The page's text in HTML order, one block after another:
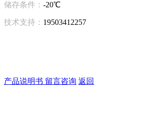
储存条件： -20℃
技术支持： 19503412257
产品说明书 留言咨询 返回